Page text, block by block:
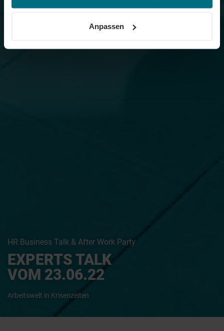
Informationen erhalten Sie über unseren
Anpassen
HR Business Talk & After Work Party
EXPERTS TALK
VOM 23.06.22
Arbeitswelt in Krisenzeiten